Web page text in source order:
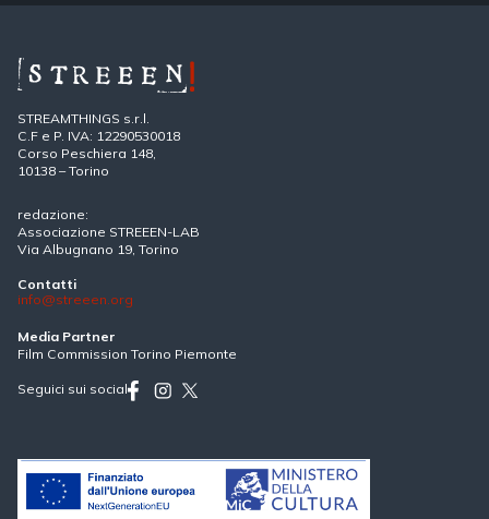
STREAMTHINGS s.r.l.
C.F e P. IVA: 12290530018
Corso Peschiera 148,
10138 – Torino
redazione:
Associazione STREEEN-LAB
Via Albugnano 19, Torino
Contatti
info@streeen.org
Media Partner
Film Commission Torino Piemonte
Seguici sui social